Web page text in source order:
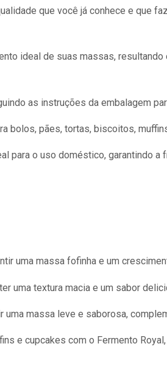
que você já conhece e que
ideal de suas massas,
as instruções da embalagem
bolos, pães, tortas, biscoitos,
para o uso doméstico, garantindo
uma massa fofinha e um
uma textura macia e um sabor
massa leve e saborosa,
e cupcakes com o Fermento